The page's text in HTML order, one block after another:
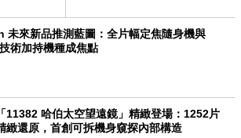
未來新品推測藍圖：全片幅定焦隨身機與
術加持機種成焦點
11382 哈伯太空望遠鏡」精緻登場：1252片
緻還原，首創可拆機身窺探內部構造